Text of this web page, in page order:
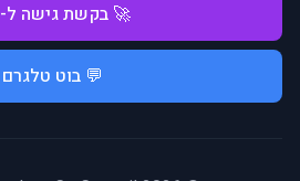
🚀 בקשת גישה ל-API
💬 בוט טלגרם